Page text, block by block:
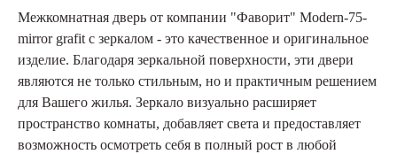
Межкомнатная дверь от компании "Фаворит" Modern-75-
mirror grafit с зеркалом - это качественное и оригинальное
изделие. Благодаря зеркальной поверхности, эти двери
являются не только стильным, но и практичным решением
для Вашего жилья. Зеркало визуально расширяет
пространство комнаты, добавляет света и предоставляет
возможность осмотреть себя в полный рост в любой